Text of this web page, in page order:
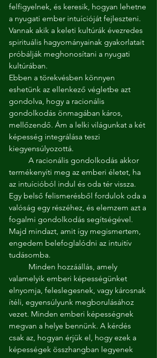
felfigyelnek, és keresik, hogyan lehetne
a nyugati ember intuícióját fejleszteni.
Vannak akik a keleti kultúrák évezredes
spirituális hagyományainak gyakorlatait
próbálják meghonosítani a nyugati
kultúrában.
Ebben a törekvésben könnyen
eshetünk az ellenkező végletbe azt
gondolva, hogy a racionális
gondolkodás önmagában káros,
mellőzendő. Ám a lelki világunkat a két
képesség integrálása teszi
kiegyensúlyozottá.
termékenyíti meg az emberi életet, ha
az intuícióból indul és oda tér vissza.
Egy belső felismerésből fordulok oda a
valóság egy részéhez, és elemzem azt a
fogalmi gondolkodás segítségével.
Majd mindazt, amit így megismertem,
engedem belefoglalódni az intuitív
tudásomba.
valamelyik emberi képességünket
elnyomja, feleslegesnek, vagy károsnak
ítéli, egyensúlyunk megborulásához
vezet. Minden emberi képességnek
megvan a helye bennünk. A kérdés
csak az, hogyan érjük el, hogy ezek a
képességek összhangban legyenek